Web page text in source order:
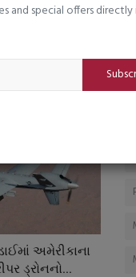
and special offers directly
અમેરીકાના
ડ્રોનનો...